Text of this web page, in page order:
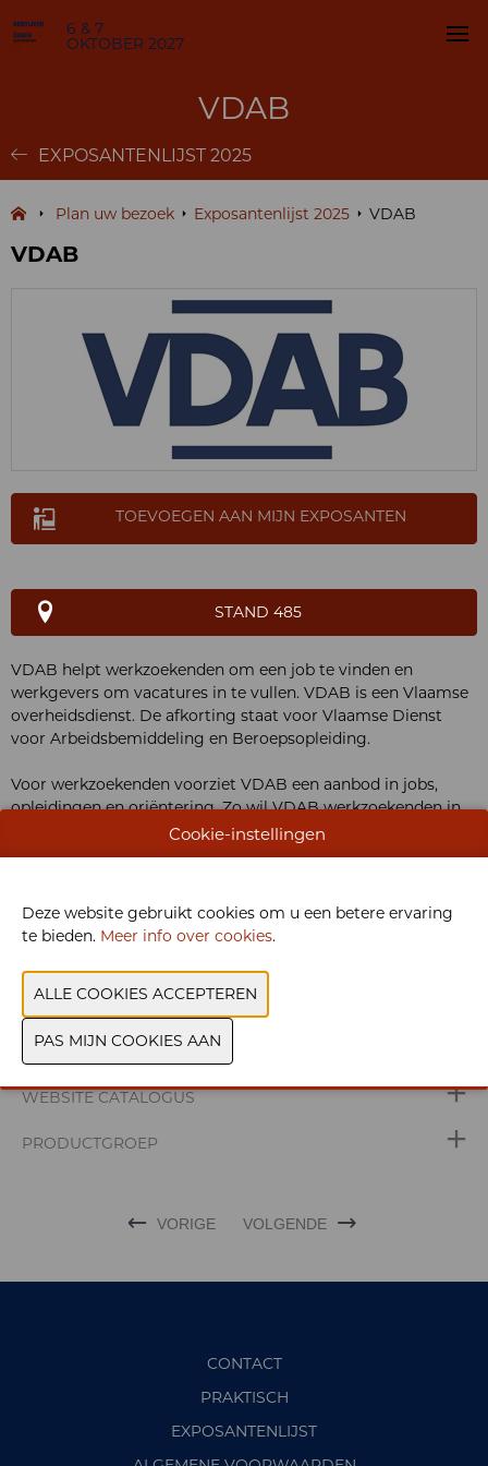
6 & 7
OKTOBER 2027
VDAB
EXPOSANTENLIJST 2025
Plan uw bezoek Exposantenlijst 2025 VDAB
VDAB
TOEVOEGEN AAN MIJN EXPOSANTEN
STAND 485
VDAB helpt werkzoekenden om een job te vinden en
werkgevers om vacatures in te vullen. VDAB is een Vlaamse
overheidsdienst. De afkorting staat voor Vlaamse Dienst
voor Arbeidsbemiddeling en Beroepsopleiding.
Voor werkzoekenden voorziet VDAB een aanbod in jobs,
opleidingen en oriëntering. Zo wil VDAB werkzoekenden in
Vlaanderen en Brussel ondersteunen om een job te vinden
en maximaal hun talenten te ontplooien.
VDAB om hun vacatures te publiceren en er kandidaten voor
te vinden. Voor hen voorziet VDAB een aanbod om
kandidaten om te vormen tot de ideale werknemer.
WEBSITE CATALOGUS
PRODUCTGROEP
VORIGE VOLGENDE
CONTACT
PRAKTISCH
EXPOSANTENLIJST
Cookie-instellingen
Deze website gebruikt cookies om u een betere ervaring
te bieden. Meer info over cookies.